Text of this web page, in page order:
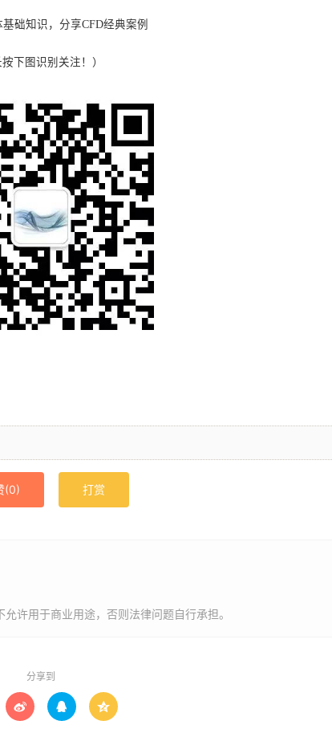
础知识，分享CFD经典案例
按下图识别关注！）
(0) 打赏
许用于商业用途，否则法律问题自行承担。
分享到
  